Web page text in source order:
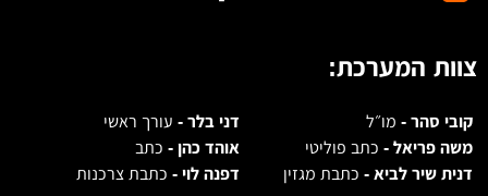
צוות המערכת:
קובי סהר - מו״ל דני בלר -עורך ראשי
משה פריאל - כתב פוליטי אוהד כהן -כתב
דנית שיר לביא - כתבת מגזין דפנה לוי -כתבת צרכנות